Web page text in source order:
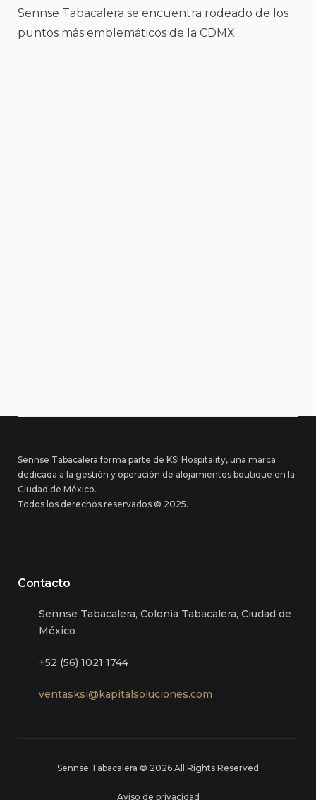
Sennse Tabacalera se encuentra rodeado de los
puntos más emblemáticos de la CDMX.
Sennse Tabacalera forma parte de KSI Hospitality, una marca
dedicada a la gestión y operación de alojamientos boutique en la
Ciudad de México.
Todos los derechos reservados © 2025.
Contacto
Sennse Tabacalera, Colonia Tabacalera, Ciudad de
México
+52 (56) 1021 1744
ventasksi@kapitalsoluciones.com
Sennse Tabacalera © 2026 All Rights Reserved
Aviso de privacidad